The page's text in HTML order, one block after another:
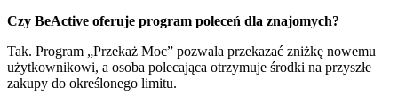
Czy BeActive oferuje program poleceń dla znajomych?
Tak. Program „Przekaż Moc” pozwala przekazać zniżkę nowemu
użytkownikowi, a osoba polecająca otrzymuje środki na przyszłe
zakupy do określonego limitu.